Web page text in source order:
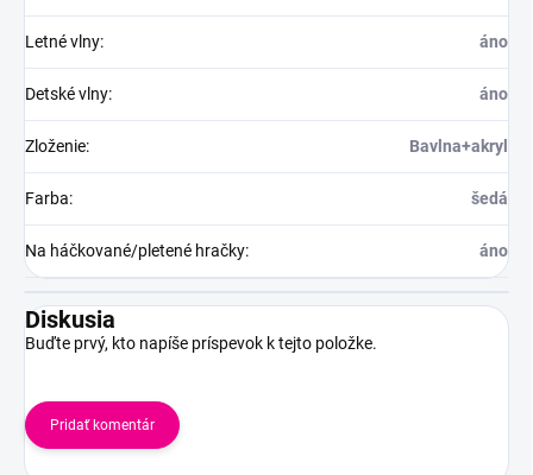
Letné vlny: áno
Detské vlny: áno
Zloženie: Bavlna+akryl
Farba: šedá
Na háčkované/pletené hračky: áno
Diskusia
Buďte prvý, kto napíše príspevok k tejto položke.
Pridať komentár